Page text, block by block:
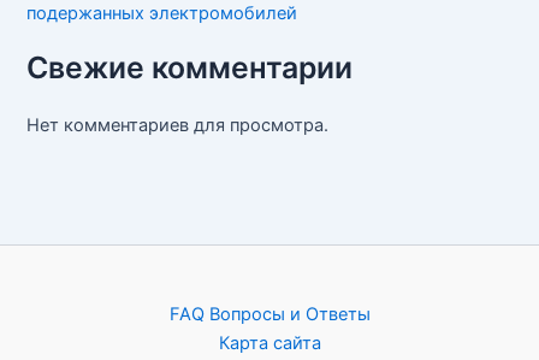
подержанных электромобилей
Свежие комментарии
Нет комментариев для просмотра.
FAQ Вопросы и Ответы
Карта сайта